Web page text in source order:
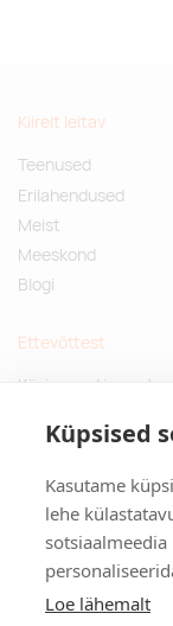
Küpsised
Kasutame
lehe
Loe lähemalt
rt
mag
Kiirelt leitav
Teenused
Erilahendused
Meist
Meeskond
Blogi
Ettevõttest
Küsimused ja
Privaatsuspoliitika
Kontakt
Tulika põik 3, Tallinn
info@kinkston.ee
+372 6989 100